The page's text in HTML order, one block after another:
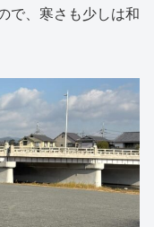
で、寒さも少しは和